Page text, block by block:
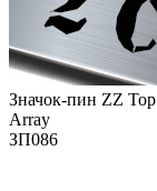
Значок-пин ZZ Top
Array
ЗП086